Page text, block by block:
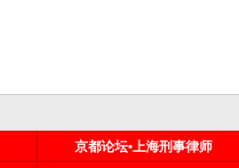
京都论坛•上海刑事律师